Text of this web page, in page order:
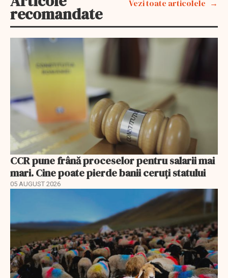
recomandate
Vezi toate articolele
CCR pune frână proceselor pentru salarii mai
mari. Cine poate pierde banii ceruți statului
05 AUGUST 2026